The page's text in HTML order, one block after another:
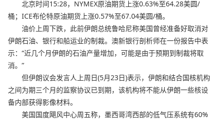
北京时间15:28，NYMEX原油期货上涨0.63%至64.28美圆/
桶；ICE布伦特原油期货上涨0.57%至67.04美圆/桶。
油价上周下跌，此前伊朗总统鲁哈尼称美国曾经准备好取消对
伊朗石油、银行和船运业的制裁。澳新银行剖析师在一份报告中表
示：“近几个月伊朗的石油产量增加，可能是由于预期到制裁将取
消。”
但伊朗议会发言人上周日(5月23日)表示，伊朗和结合国核机构
之间为期三个月的监察协议已到期，该机构将不能从伊朗一些核设
备内部获得影像材料。
美国国度飓风中心周五称，墨西哥湾西部的低气压系统有60%